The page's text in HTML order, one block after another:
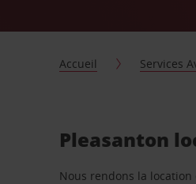
Accueil Services
Pleasanton
Nous rendons la